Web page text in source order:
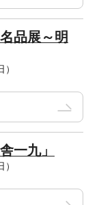
品展～明
一九」